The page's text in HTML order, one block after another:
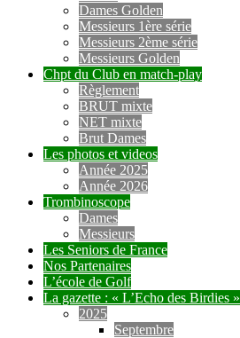
Dames Golden
Messieurs 1ère série
Messieurs 2ème série
Messieurs Golden
Chpt du Club en match-play
Règlement
BRUT mixte
NET mixte
Brut Dames
Les photos et videos
Année 2025
Année 2026
Trombinoscope
Dames
Messieurs
Les Seniors de France
Nos Partenaires
L’école de Golf
La gazette : « L’Echo des Birdies »
2025
Septembre